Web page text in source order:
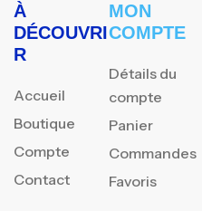
À
DÉCOUVRI
R
Accueil
Boutique
Compte
Contact
MON
COMPTE
Détails du
compte
Panier
Commandes
Favoris